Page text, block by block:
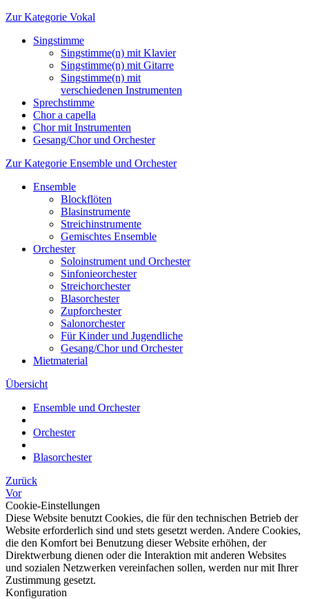
Zur Kategorie Vokal
Singstimme
Singstimme(n) mit Klavier
Singstimme(n) mit Gitarre
Singstimme(n) mit
verschiedenen Instrumenten
Sprechstimme
Chor a capella
Chor mit Instrumenten
Gesang/Chor und Orchester
Zur Kategorie Ensemble und Orchester
Ensemble
Blockflöten
Blasinstrumente
Streichinstrumente
Gemischtes Ensemble
Orchester
Soloinstrument und Orchester
Sinfonieorchester
Streichorchester
Blasorchester
Zupforchester
Salonorchester
Für Kinder und Jugendliche
Gesang/Chor und Orchester
Mietmaterial
Übersicht
Ensemble und Orchester
Orchester
Blasorchester
Zurück
Vor
Cookie-Einstellungen
Diese Website benutzt Cookies, die für den technischen Betrieb der
Website erforderlich sind und stets gesetzt werden. Andere Cookies,
die den Komfort bei Benutzung dieser Website erhöhen, der
Direktwerbung dienen oder die Interaktion mit anderen Websites
und sozialen Netzwerken vereinfachen sollen, werden nur mit Ihrer
Zustimmung gesetzt.
Konfiguration